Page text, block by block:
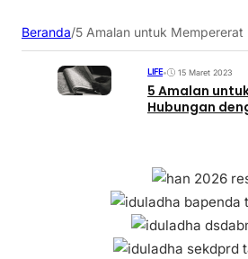
Beranda/5 Amalan untuk Mempererat
LIFE• 15 Maret 2023
5 Amalan
Hubungan